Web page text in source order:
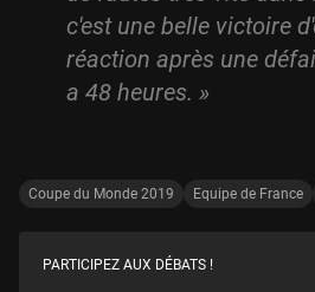
c'est une belle victoire
réaction après une
a 48 heures. »
Coupe du Monde 2019 Equipe de France
PARTICIPEZ AUX DÉBATS !